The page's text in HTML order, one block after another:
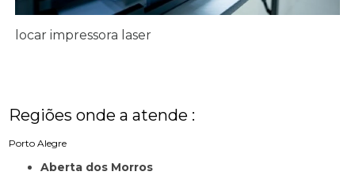
locar impressora laser
Regiões onde a atende :
Porto Alegre
Aberta dos Morros